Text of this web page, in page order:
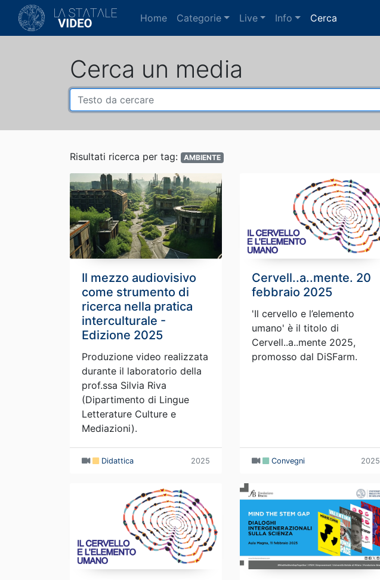
Home(current)
Categorie Live Info Cerca
Cerca un media
Risultati ricerca per tag: AMBIENTE
Il mezzo audiovisivo
come strumento di
ricerca nella pratica
interculturale -
Edizione 2025
Produzione video realizzata
durante il laboratorio della
prof.ssa Silvia Riva
(Dipartimento di Lingue
Letterature Culture e
Mediazioni).
Didattica 2025
Cervell..a..mente. 20
febbraio 2025
'Il cervello e l’elemento
umano' è il titolo di
Cervell..a..mente 2025,
promosso dal DiSFarm.
Convegni 2025